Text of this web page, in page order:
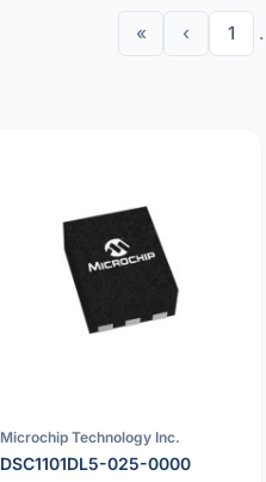
« ‹ 1
Microchip Technology Inc.
DSC1101DL5-025-0000